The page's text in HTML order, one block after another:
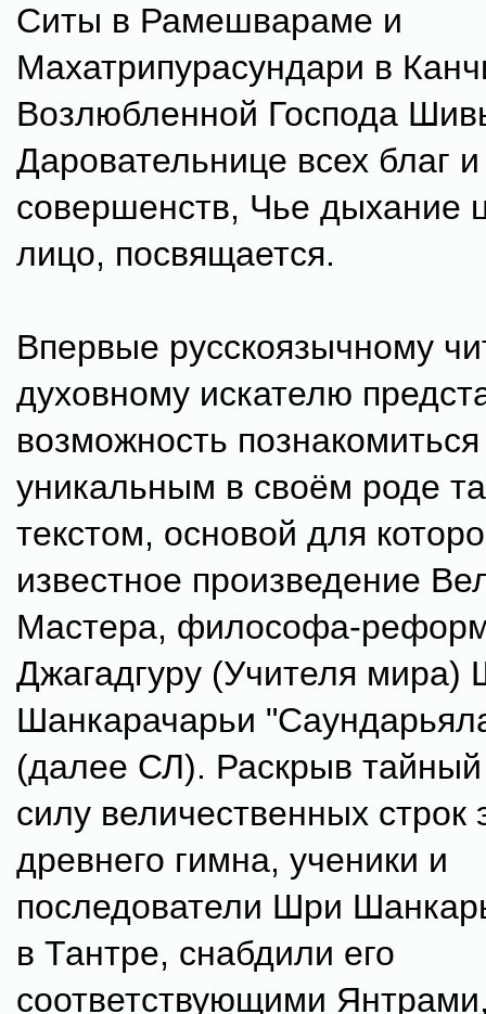
Ситы в Рамешвараме и
Махатрипурасундари в
Возлюбленной Господа
Даровательнице всех благ и
совершенств, Чье дыхание
лицо, посвящается.
Впервые русскоязычному
духовному искателю
возможность познакомиться
уникальным в своём роде
текстом, основой для
известное произведение
Мастера, философа-
Джагадгуру (Учителя мира)
Шанкарачарьи
(далее СЛ). Раскрыв
силу величественных строк
древнего гимна, ученики и
последователи Шри
в Тантре, снабдили его
соответствующими